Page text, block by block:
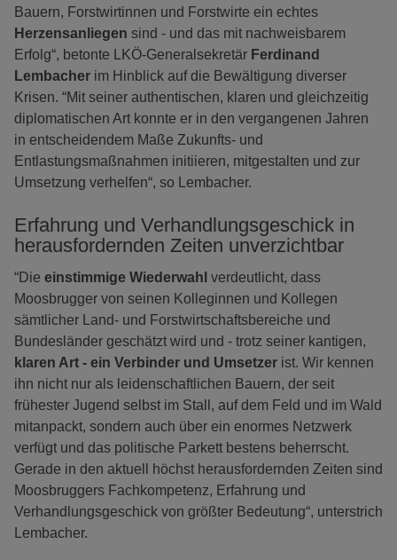
Bauern, Forstwirtinnen und Forstwirte ein echtes
Herzensanliegen sind - und das mit nachweisbarem
Erfolg“, betonte LKÖ-Generalsekretär Ferdinand
Lembacher im Hinblick auf die Bewältigung diverser
Krisen. “Mit seiner authentischen, klaren und gleichzeitig
diplomatischen Art konnte er in den vergangenen Jahren
in entscheidendem Maße Zukunfts- und
Entlastungsmaßnahmen initiieren, mitgestalten und zur
Umsetzung verhelfen“, so Lembacher.
Erfahrung und Verhandlungsgeschick in
herausfordernden Zeiten unverzichtbar
“Die einstimmige Wiederwahl verdeutlicht, dass
Moosbrugger von seinen Kolleginnen und Kollegen
sämtlicher Land- und Forstwirtschaftsbereiche und
Bundesländer geschätzt wird und - trotz seiner kantigen,
klaren Art - ein Verbinder und Umsetzer ist. Wir kennen
ihn nicht nur als leidenschaftlichen Bauern, der seit
frühester Jugend selbst im Stall, auf dem Feld und im Wald
mitanpackt, sondern auch über ein enormes Netzwerk
verfügt und das politische Parkett bestens beherrscht.
Gerade in den aktuell höchst herausfordernden Zeiten sind
Moosbruggers Fachkompetenz, Erfahrung und
Verhandlungsgeschick von größter Bedeutung“, unterstrich
Lembacher.